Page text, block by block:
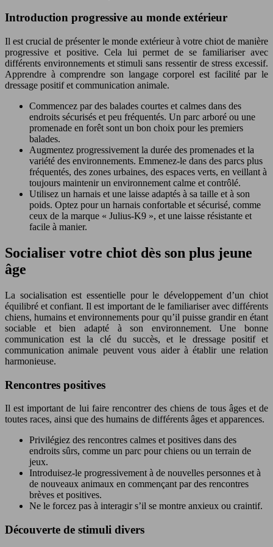
Introduction progressive au monde extérieur
Il est crucial de présenter le monde extérieur à votre chiot de manière
progressive et positive. Cela lui permet de se familiariser avec
différents environnements et stimuli sans ressentir de stress excessif.
Apprendre à comprendre son langage corporel est facilité par le
dressage positif et communication animale.
Commencez par des balades courtes et calmes dans des
endroits sécurisés et peu fréquentés. Un parc arboré ou une
promenade en forêt sont un bon choix pour les premiers
balades.
Augmentez progressivement la durée des promenades et la
variété des environnements. Emmenez-le dans des parcs plus
fréquentés, des zones urbaines, des espaces verts, en veillant à
toujours maintenir un environnement calme et contrôlé.
Utilisez un harnais et une laisse adaptés à sa taille et à son
poids. Optez pour un harnais confortable et sécurisé, comme
ceux de la marque « Julius-K9 », et une laisse résistante et
facile à manier.
Socialiser votre chiot dès son plus jeune
âge
La socialisation est essentielle pour le développement d’un chiot
équilibré et confiant. Il est important de le familiariser avec différents
chiens, humains et environnements pour qu’il puisse grandir en étant
sociable et bien adapté à son environnement. Une bonne
communication est la clé du succès, et le dressage positif et
communication animale peuvent vous aider à établir une relation
harmonieuse.
Rencontres positives
Il est important de lui faire rencontrer des chiens de tous âges et de
toutes races, ainsi que des humains de différents âges et apparences.
Privilégiez des rencontres calmes et positives dans des
endroits sûrs, comme un parc pour chiens ou un terrain de
jeux.
Introduisez-le progressivement à de nouvelles personnes et à
de nouveaux animaux en commençant par des rencontres
brèves et positives.
Ne le forcez pas à interagir s’il se montre anxieux ou craintif.
Découverte de stimuli divers